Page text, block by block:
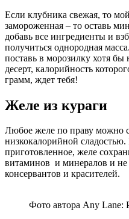
Если клубника свежая, то
замороженная – то оставь
добавь все ингредиенты и
получиться однородная
поставь в морозилку хотя
десерт, калорийность
грамм, ждет тебя!
Желе из кураги
Любое желе по праву можно
низкокалорийной
приготовленное, желе
витаминов и минералов и не
консервантов и красителей.
Фото автора Any Lane: